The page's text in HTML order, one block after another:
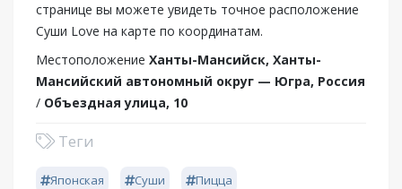
странице вы можете увидеть точное расположение
Суши Love на карте по координатам.
Местоположение Ханты-Мансийск, Ханты-
Мансийский автономный округ — Югра, Россия
/ Объездная улица, 10
Теги
Японская Суши Пицца